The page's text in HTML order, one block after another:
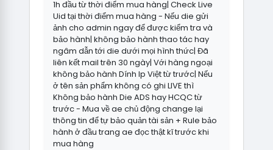
1h đầu từ thời điểm mua hàng| Check Live
Uid tại thời điểm mua hàng - Nếu die gửi
ảnh cho admin ngay để được kiểm tra và
bảo hành| không bảo hành thao tác hay
ngâm dẫn tới die dưới mọi hình thức| Đã
liên kết mail trên 30 ngày| Với hàng ngoại
không bảo hành Dính Ip Việt từ trước| Nếu
ở tên sản phẩm không có ghi LIVE thì
Không bảo hành Die ADS hay HCQC từ
trước - Mua về ae chủ động change lại
thông tin để tự bảo quản tài sản + Rule bảo
hành ở đầu trang ae đọc thật kĩ trước khi
mua hàng